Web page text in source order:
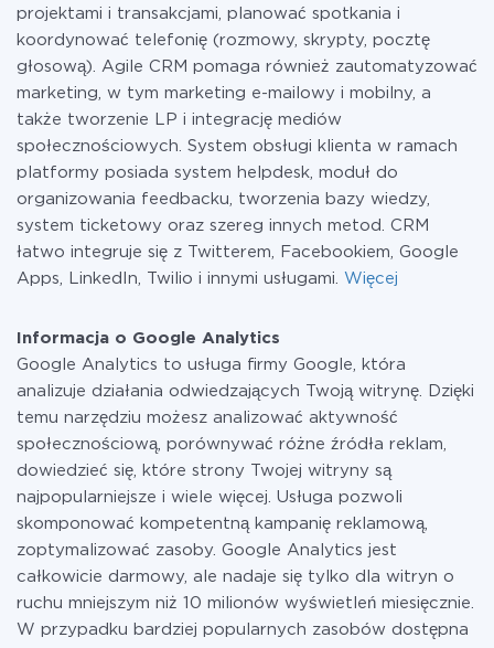
projektami i transakcjami, planować spotkania i
koordynować telefonię (rozmowy, skrypty, pocztę
głosową). Agile CRM pomaga również zautomatyzować
marketing, w tym marketing e-mailowy i mobilny, a
także tworzenie LP i integrację mediów
społecznościowych. System obsługi klienta w ramach
platformy posiada system helpdesk, moduł do
organizowania feedbacku, tworzenia bazy wiedzy,
system ticketowy oraz szereg innych metod. CRM
łatwo integruje się z Twitterem, Facebookiem, Google
Apps, LinkedIn, Twilio i innymi usługami. Więcej
Informacja o Google Analytics
Google Analytics to usługa firmy Google, która
analizuje działania odwiedzających Twoją witrynę. Dzięki
temu narzędziu możesz analizować aktywność
społecznościową, porównywać różne źródła reklam,
dowiedzieć się, które strony Twojej witryny są
najpopularniejsze i wiele więcej. Usługa pozwoli
skomponować kompetentną kampanię reklamową,
zoptymalizować zasoby. Google Analytics jest
całkowicie darmowy, ale nadaje się tylko dla witryn o
ruchu mniejszym niż 10 milionów wyświetleń miesięcznie.
W przypadku bardziej popularnych zasobów dostępna